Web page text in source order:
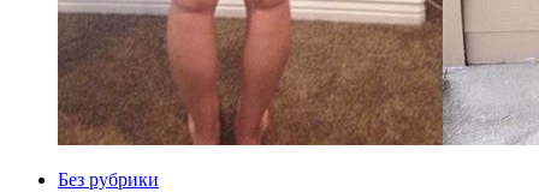
Без рубрики